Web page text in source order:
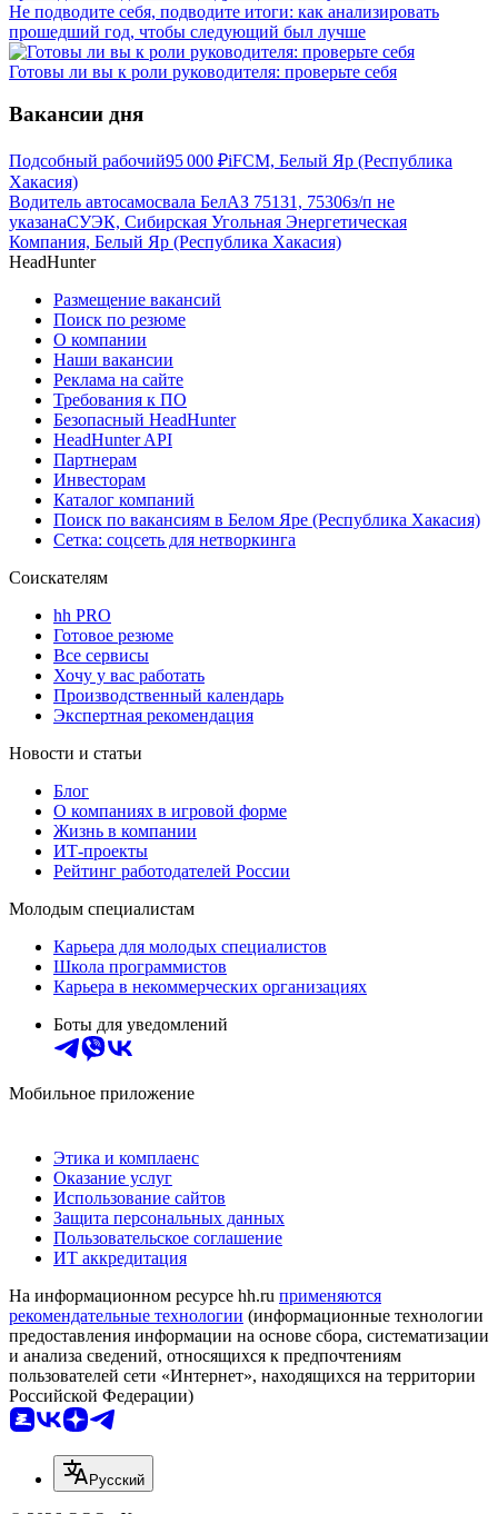
Не подводите себя, подводите итоги: как анализировать
прошедший год, чтобы следующий был лучше
Готовы ли вы к роли руководителя: проверьте себя
Вакансии дня
Подсобный рабочий95 000 ₽iFCM, Белый Яр (Республика
Хакасия)
Водитель автосамосвала БелАЗ 75131, 75306з/п не
указанаСУЭК, Сибирская Угольная Энергетическая
Компания, Белый Яр (Республика Хакасия)
HeadHunter
Размещение вакансий
Поиск по резюме
О компании
Наши вакансии
Реклама на сайте
Требования к ПО
Безопасный HeadHunter
HeadHunter API
Партнерам
Инвесторам
Каталог компаний
Поиск по вакансиям в Белом Яре (Республика Хакасия)
Сетка: соцсеть для нетворкинга
Соискателям
hh PRO
Готовое резюме
Все сервисы
Хочу у вас работать
Производственный календарь
Экспертная рекомендация
Новости и статьи
Блог
О компаниях в игровой форме
Жизнь в компании
ИТ-проекты
Рейтинг работодателей России
Молодым специалистам
Карьера для молодых специалистов
Школа программистов
Карьера в некоммерческих организациях
Боты для уведомлений
Мобильное приложение
Этика и комплаенс
Оказание услуг
Использование сайтов
Защита персональных данных
Пользовательское соглашение
ИТ аккредитация
На информационном ресурсе hh.ru применяются
рекомендательные технологии (информационные технологии
предоставления информации на основе сбора, систематизации
и анализа сведений, относящихся к предпочтениям
пользователей сети «Интернет», находящихся на территории
Российской Федерации)
Русский